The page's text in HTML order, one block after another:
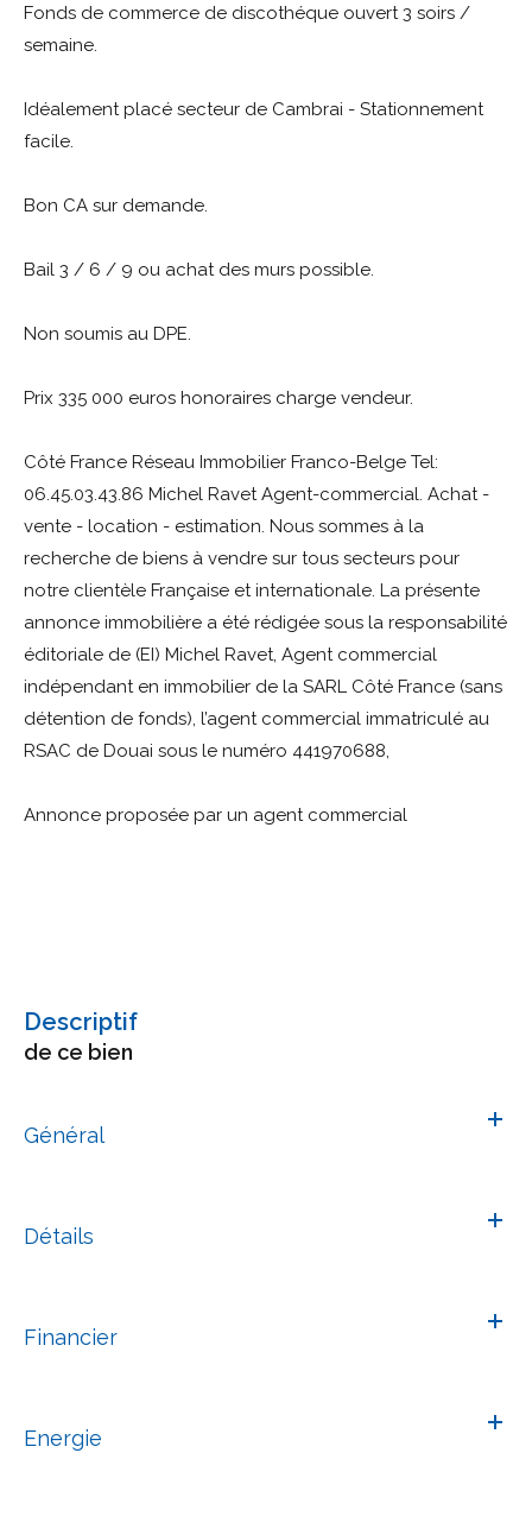
Fonds de commerce de discothéque ouvert 3 soirs /
semaine.
Idéalement placé secteur de Cambrai - Stationnement
facile.
Bon CA sur demande.
Bail 3 / 6 / 9 ou achat des murs possible.
Non soumis au DPE.
Prix 335 000 euros honoraires charge vendeur.
Côté France Réseau Immobilier Franco-Belge Tel:
06.45.03.43.86 Michel Ravet Agent-commercial. Achat -
vente - location - estimation. Nous sommes à la
recherche de biens à vendre sur tous secteurs pour
notre clientèle Française et internationale. La présente
annonce immobilière a été rédigée sous la responsabilité
éditoriale de (EI) Michel Ravet, Agent commercial
indépendant en immobilier de la SARL Côté France (sans
détention de fonds), l’agent commercial immatriculé au
RSAC de Douai sous le numéro 441970688,
Annonce proposée par un agent commercial
descriptif
de ce bien
Général
Détails
Financier
Energie